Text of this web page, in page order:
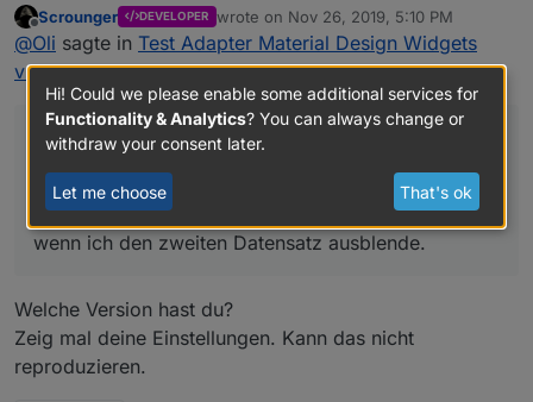
konnte ich schon ein wenig Testen, sieht super aus,
allerdings verschwindet die Y-Achse immer noch, wenn ich
den zweiten Datensatz ausblende. Wenn ich den ersten
ausblende wird alles korrekt Dargestellt.
Beim Table Widget funktioniert der Zeilenumbruch perfekt
Offline
Scrounger DEVELOPER wrote on Nov 26, 2019, 5:10 PM
last edited by
@Oli sagte in Test Adapter Material Design Widgets
v0.2.x:
@Scrounger
konnte ich schon ein wenig Testen, sieht super aus,
allerdings verschwindet die Y-Achse immer noch,
wenn ich den zweiten Datensatz ausblende.
Welche Version hast du?
Zeig mal deine Einstellungen. Kann das nicht
reproduzieren.
Hi! Could we please enable some additional services for
Functionality & Analytics? You can always change or
withdraw your consent later.
Let me choose That's ok